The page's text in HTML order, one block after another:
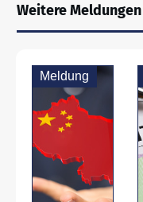
Weitere Meldungen
Meldung